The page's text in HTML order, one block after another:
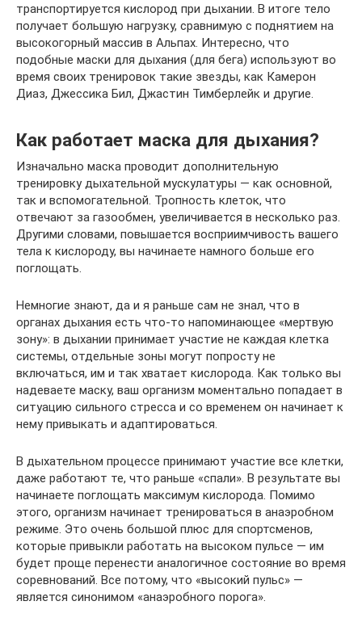
транспортируется кислород при дыхании. В итоге тело
получает большую нагрузку, сравнимую с поднятием на
высокогорный массив в Альпах. Интересно, что
подобные маски для дыхания (для бега) используют во
время своих тренировок такие звезды, как Камерон
Диаз, Джессика Бил, Джастин Тимберлейк и другие.
Как работает маска для дыхания?
Изначально маска проводит дополнительную
тренировку дыхательной мускулатуры — как основной,
так и вспомогательной. Тропность клеток, что
отвечают за газообмен, увеличивается в несколько раз.
Другими словами, повышается восприимчивость вашего
тела к кислороду, вы начинаете намного больше его
поглощать.
Немногие знают, да и я раньше сам не знал, что в
органах дыхания есть что-то напоминающее «мертвую
зону»: в дыхании принимает участие не каждая клетка
системы, отдельные зоны могут попросту не
включаться, им и так хватает кислорода. Как только вы
надеваете маску, ваш организм моментально попадает в
ситуацию сильного стресса и со временем он начинает к
нему привыкать и адаптироваться.
В дыхательном процессе принимают участие все клетки,
даже работают те, что раньше «спали». В результате вы
начинаете поглощать максимум кислорода. Помимо
этого, организм начинает тренироваться в анаэробном
режиме. Это очень большой плюс для спортсменов,
которые привыкли работать на высоком пульсе — им
будет проще перенести аналогичное состояние во время
соревнований. Все потому, что «высокий пульс» —
является синонимом «анаэробного порога».